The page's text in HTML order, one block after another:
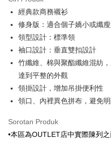
Taiwan Cooperative Bank
Hua Nan Commercial
Bank
The Shanghai
Commercial & Savings
Bank
Bank Cathay United
Taiwan Business Bank
Limited
Union Bank of Taiwan
ansuran
Taiwan Cooperative Bank
Hua Nan Commercial Bank
The Shanghai Commercial &
Savings Bank
Bank Cathay United
Taiwan Business Bank
HSBC Bank (Taiwan) Limited
Yuanta Commercial Bank
Bank Komersial E.SUN
LINE Pay
Apple Pay
JKOPAY
Easy Wallet
Plus PAY
經典款商務襯衫
修身版：適合個子嬌小或纖瘦
領型設計：標準領
袖口設計：垂直雙扣設計
竹纖維、棉與聚酯纖維混紡
達到平整的外觀
領掛設計，增加吊掛便利性
領口、內裡異色拼布，避免
Sorotan Produk
•本區為OUTLET店中實際陳列